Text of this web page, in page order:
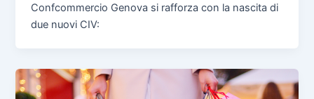
Confcommercio Genova si rafforza con la nascita di
due nuovi CIV: